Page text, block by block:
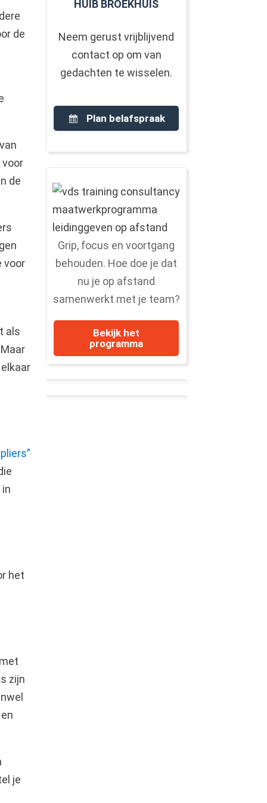
de
voor
de
voor
als
het
zijn
je
HUIB BROEKHUIS
Neem gerust vrijblijvend
contact op om van
gedachten te wisselen.
Plan belafspraak
Grip, focus en voortgang
behouden. Hoe doe je dat
nu je op afstand
samenwerkt met je team?
Bekijk het
programma